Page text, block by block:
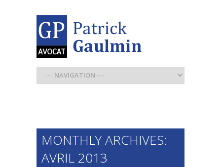
MONTHLY ARCHIVES:
AVRIL 2013